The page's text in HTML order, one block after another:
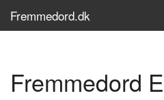
Fremmedord.dk
Søg...
Fremmedord